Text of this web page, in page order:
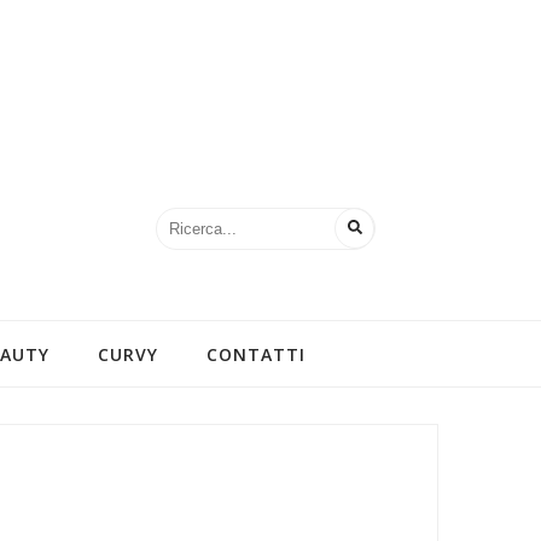
CURVY CONTATTI